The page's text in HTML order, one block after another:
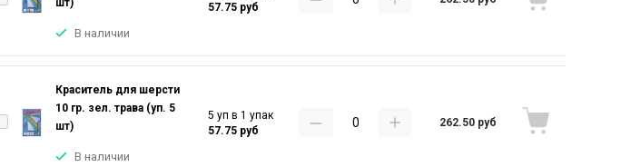
шт)
В наличии
57.75 руб
Краситель для шерсти
10 гр. зел. трава (уп. 5
шт)
В наличии
5 уп в 1 упак
57.75 руб
262.50 руб